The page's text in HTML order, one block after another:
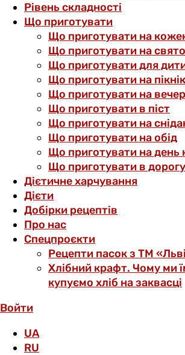
Рівень складності
Що приготувати
Що приготувати на
Що приготувати на свято
Що приготувати для
Що приготувати на пікнік
Що приготувати на
Що приготувати в піст
Що приготувати на
Що приготувати на обід
Що приготувати на день
Що приготувати в дорогу
Дієтичне харчування
Дієти
Добірки рецептів
Про нас
Спецпроєкти
Рецепти пасок з ТМ
Хлібний крафт. Чому ми
купуємо хліб на заквасці
Войти
UA
RU